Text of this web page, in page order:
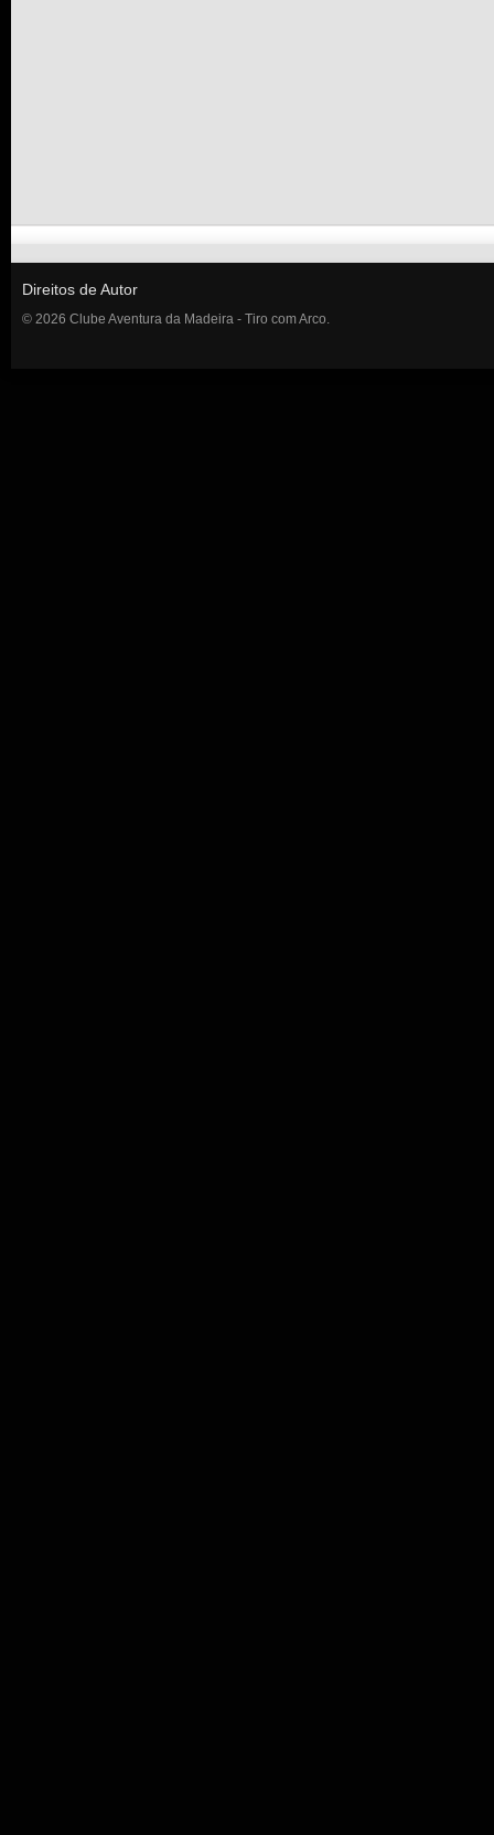
Direitos de Autor
© 2026 Clube Aventura da Madeira - Tiro com Arco.